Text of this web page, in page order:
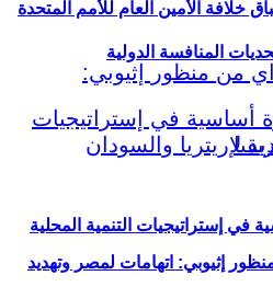
إثيوبي: اتهامات لمصر وتهديد
خلافة الأمين العام للأمم المتحدة
المنافسة الدولية
في إستراتيجيات التنمية المحلية